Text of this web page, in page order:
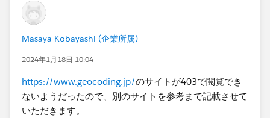
合は「市区町村」のフィールドを「都道府県」のフィー
ルドにドラッグアンドドロップし階層を作ることでそれ
ぞれの市が都道府県と紐づくと思われます。
Masaya Kobayashi (企業所属)
2024年1月18日 10:04
https://www.geocoding.jp/のサイトが403で閲覧でき
ないようだったので、別のサイトを参考まで記載させて
いただきます。